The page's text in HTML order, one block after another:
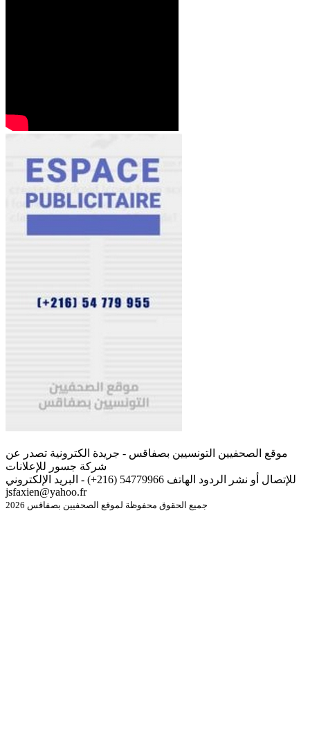
موقع الصحفيين التونسيين بصفاقس - جريدة الكترونية تصدر عن
شركة جسور للإعلانات
للإتصال أو نشر الردود الهاتف 54779966 (216+) - البريد الإلكتروني
jsfaxien@yahoo.fr
جميع الحقوق محفوظة لموقع الصحفيين بصفاقس 2026